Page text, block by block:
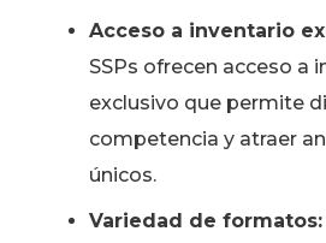
Acceso a inventario
SSPs ofrecen acceso a
exclusivo que permite
competencia y atraer
únicos.
Variedad de formatos: